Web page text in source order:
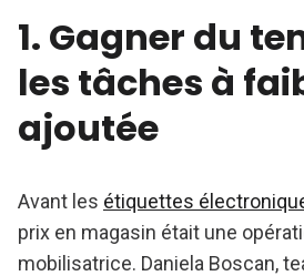
1. Gagner du
les tâches à
ajoutée
Avant les étiquettes
prix en magasin était une
mobilisatrice. Daniela Boscan,